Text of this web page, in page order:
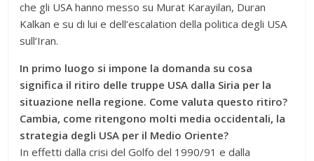
che gli USA hanno messo su Murat Karayilan, Duran
Kalkan e su di lui e dell‘escalation della politica degli USA
sull‘Iran.
In primo luogo si impone la domanda su cosa
significa il ritiro delle truppe USA dalla Siria per la
situazione nella regione. Come valuta questo ritiro?
Cambia, come ritengono molti media occidentali, la
strategia degli USA per il Medio Oriente?
In effetti dalla crisi del Golfo del 1990/91 e dalla